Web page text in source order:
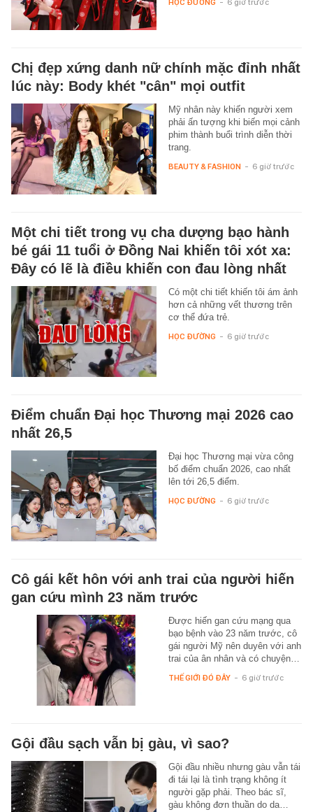
Chị đẹp xứng danh nữ chính mặc đỉnh nhất
lúc này: Body khét "cân" mọi outfit
Mỹ nhân này khiến người xem
phải ấn tượng khi biến mọi cảnh
phim thành buổi trình diễn thời
trang.
BEAUTY & FASHION - 6 giờ trước
Một chi tiết trong vụ cha dượng bạo hành
bé gái 11 tuổi ở Đồng Nai khiến tôi xót xa:
Đây có lẽ là điều khiến con đau lòng nhất
Có một chi tiết khiến tôi ám ảnh
hơn cả những vết thương trên
cơ thể đứa trẻ.
HỌC ĐƯỜNG - 6 giờ trước
Điểm chuẩn Đại học Thương mại 2026 cao
nhất 26,5
Đại học Thương mại vừa công
bố điểm chuẩn 2026, cao nhất
lên tới 26,5 điểm.
HỌC ĐƯỜNG - 6 giờ trước
Cô gái kết hôn với anh trai của người hiến
gan cứu mình 23 năm trước
Được hiến gan cứu mạng qua
bạo bệnh vào 23 năm trước, cô
gái người Mỹ nên duyên với anh
trai của ân nhân và có chuyện…
THẾ GIỚI ĐÓ ĐÂY - 6 giờ trước
Gội đầu sạch vẫn bị gàu, vì sao?
Gội đầu nhiều nhưng gàu vẫn tái
đi tái lại là tình trạng không ít
người gặp phải. Theo bác sĩ,
gàu không đơn thuần do da…